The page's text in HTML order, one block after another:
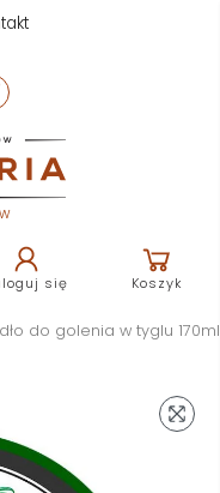
się Koszyk
do golenia w tyglu 170ml